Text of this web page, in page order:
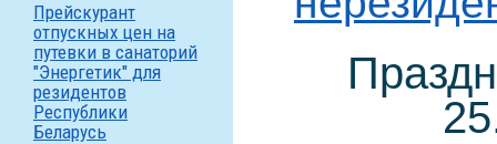
Прейскурант
отпускных цен на
путевки в санаторий
"Энергетик" для
резидентов
Республики
Беларусь